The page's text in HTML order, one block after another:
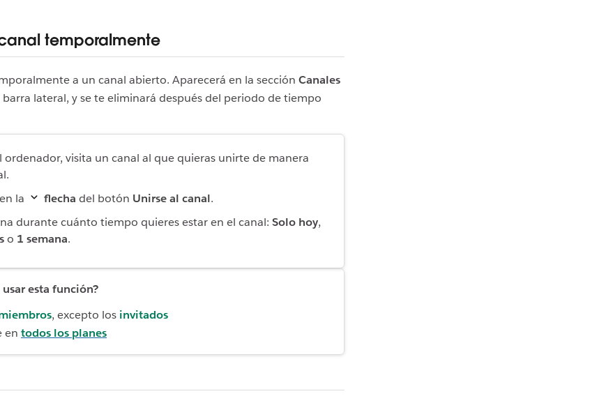
temporalmente
a un canal abierto. Aparecerá en la sección Canales
barra lateral, y se te eliminará después del periodo de tiempo
ordenador, visita un canal al que quieras unirte de manera
la
flecha del botón Unirse al canal.
durante cuánto tiempo quieres estar en el canal: Solo hoy,
o 1 semana.
esta función?
, excepto los invitados
en todos los planes